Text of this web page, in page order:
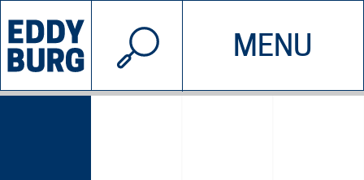
MENU
INIZIATIVE CHI SIAMO
© 2026 EDDYBURG